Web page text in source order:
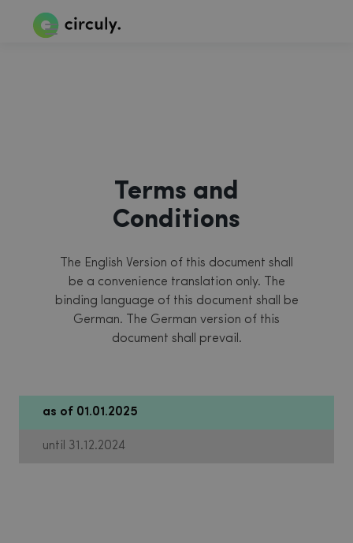
Terms and
Conditions
The English Version of this document shall
be a convenience translation only. The
binding language of this document shall be
German. The German version of this
document shall prevail.
as of 01.01.2025
until 31.12.2024